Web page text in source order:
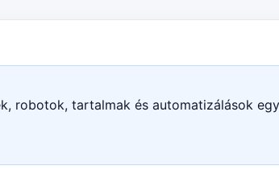
robotok, tartalmak és automatizálások